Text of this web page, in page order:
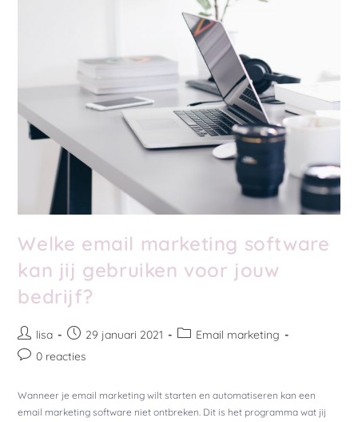
Welke email marketing software
kan jij gebruiken voor jouw
bedrijf?
lisa 29 januari 2021
Email marketing
0 reacties
Wanneer je email marketing wilt starten en automatiseren kan een
email marketing software niet ontbreken. Dit is het programma wat jij